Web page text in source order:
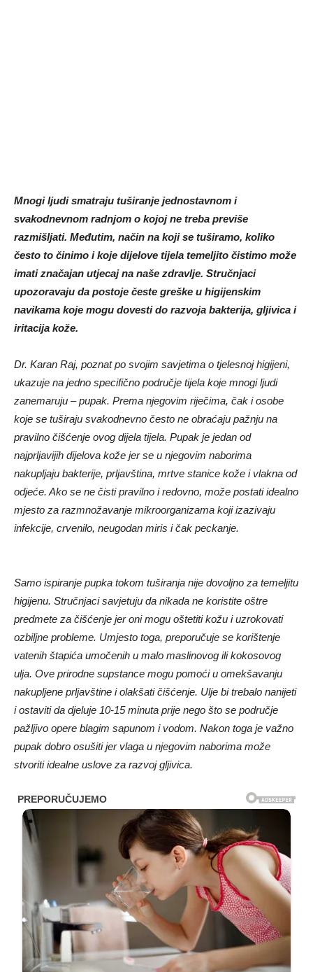
Mnogi ljudi smatraju tuširanje jednostavnom i
svakodnevnom radnjom o kojoj ne treba previše
razmišljati. Međutim, način na koji se tuširamo, koliko
često to činimo i koje dijelove tijela temeljito čistimo može
imati značajan utjecaj na naše zdravlje. Stručnjaci
upozoravaju da postoje česte greške u higijenskim
navikama koje mogu dovesti do razvoja bakterija, gljivica i
iritacija kože.
Dr. Karan Raj, poznat po svojim savjetima o tjelesnoj higijeni,
ukazuje na jedno specifično područje tijela koje mnogi ljudi
zanemaruju – pupak. Prema njegovim riječima, čak i osobe
koje se tuširaju svakodnevno često ne obraćaju pažnju na
pravilno čišćenje ovog dijela tijela. Pupak je jedan od
najprljavijih dijelova kože jer se u njegovim naborima
nakupljaju bakterije, prljavština, mrtve stanice kože i vlakna od
odjeće. Ako se ne čisti pravilno i redovno, može postati idealno
mjesto za razmnožavanje mikroorganizama koji izazivaju
infekcije, crvenilo, neugodan miris i čak peckanje.
Samo ispiranje pupka tokom tuširanja nije dovoljno za temeljitu
higijenu. Stručnjaci savjetuju da nikada ne koristite oštre
predmete za čišćenje jer oni mogu oštetiti kožu i uzrokovati
ozbiljne probleme. Umjesto toga, preporučuje se korištenje
vatenih štapića umočenih u malo maslinovog ili kokosovog
ulja. Ove prirodne supstance mogu pomoći u omekšavanju
nakupljene prljavštine i olakšati čišćenje. Ulje bi trebalo nanijeti
i ostaviti da djeluje 10-15 minuta prije nego što se područje
pažljivo opere blagim sapunom i vodom. Nakon toga je važno
pupak dobro osušiti jer vlaga u njegovim naborima može
stvoriti idealne uslove za razvoj gljivica.